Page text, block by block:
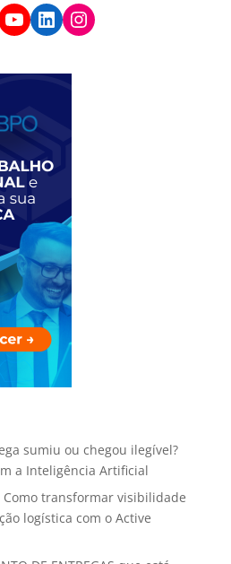
YouTube
LinkedIn
Instagram
sumiu ou chegou ilegível?
a Inteligência Artificial
Como transformar visibilidade
logística com o Active